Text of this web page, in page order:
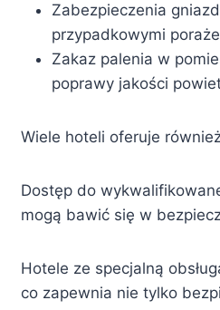
Zabezpieczenia
przypadkowymi
Zakaz palenia w
poprawy jakości
Wiele hoteli oferuje
Dostęp do
mogą bawić się w
Hotele ze specjalną
co zapewnia nie tylko